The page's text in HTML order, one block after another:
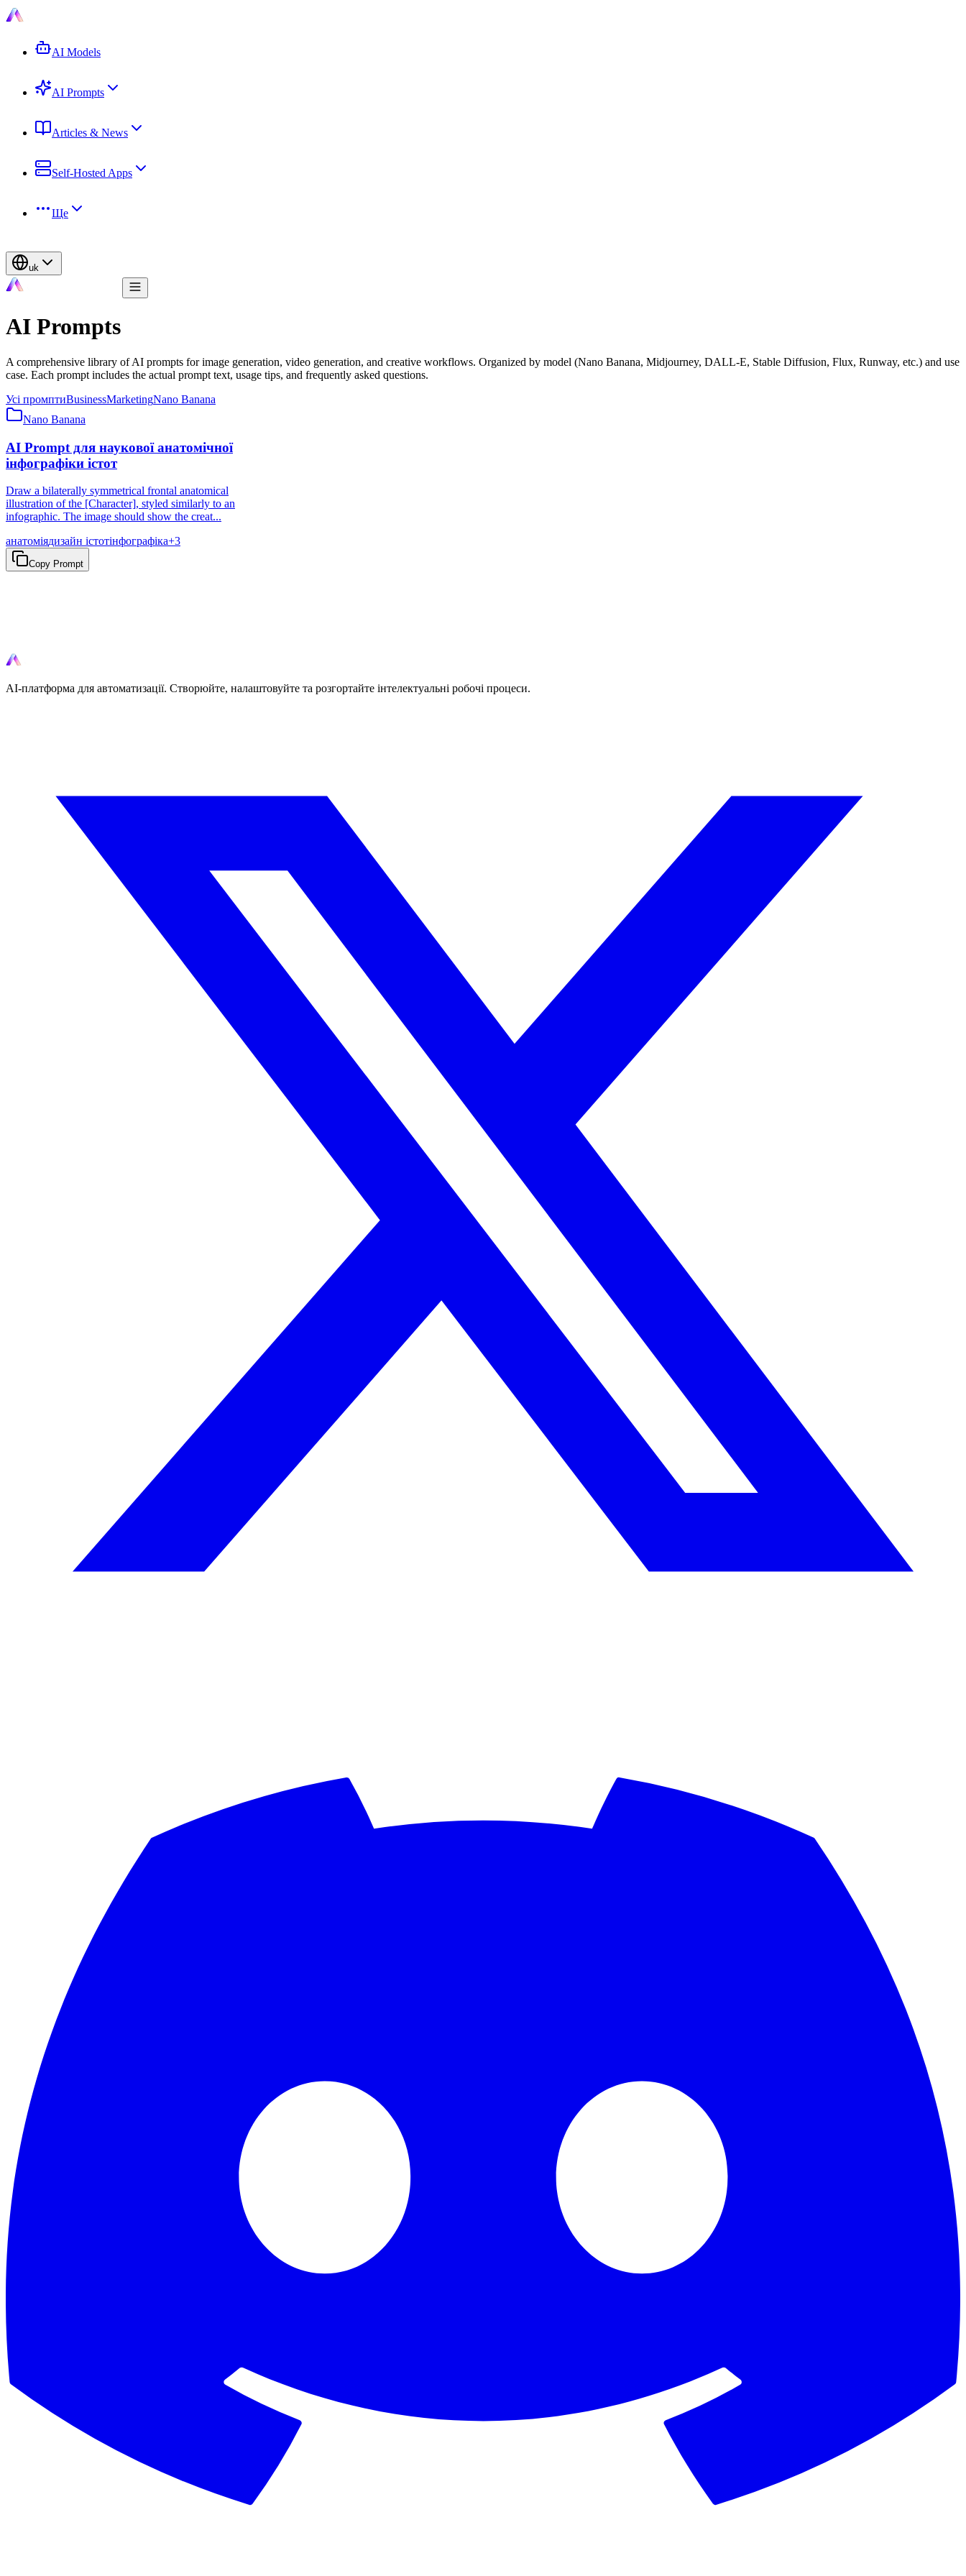
AI Models
AI Prompts
Articles & News
Self-Hosted Apps
Ще
uk
AI Prompts
A comprehensive library of AI prompts for image generation, video generation, and creative workflows. Organized by model (Nano Banana, Midjourney, DALL-E, Stable Diffusion, Flux, Runway, etc.) and use
case. Each prompt includes the actual prompt text, usage tips, and frequently asked questions.
Усі промптиBusinessMarketingNano Banana
Nano Banana
AI Prompt для наукової анатомічної
інфографіки істот
Draw a bilaterally symmetrical frontal anatomical
illustration of the [Character], styled similarly to an
infographic. The image should show the creat...
анатоміядизайн істотінфографіка+3
Copy Prompt
AI-платформа для автоматизації. Створюйте, налаштовуйте та розгортайте інтелектуальні робочі процеси.